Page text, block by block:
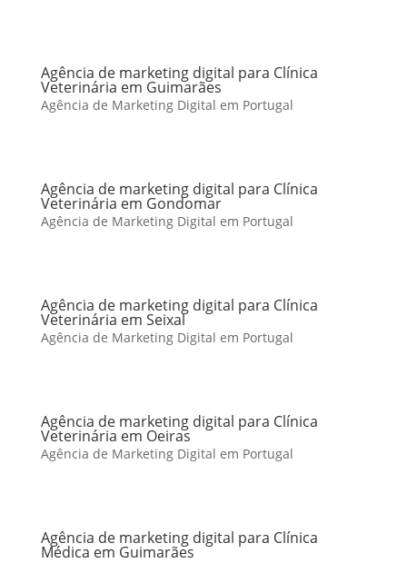
Agência de marketing digital para Clínica
Veterinária em Guimarães
Agência de Marketing Digital em Portugal
Agência de marketing digital para Clínica
Veterinária em Gondomar
Agência de Marketing Digital em Portugal
Agência de marketing digital para Clínica
Veterinária em Seixal
Agência de Marketing Digital em Portugal
Agência de marketing digital para Clínica
Veterinária em Oeiras
Agência de Marketing Digital em Portugal
Agência de marketing digital para Clínica
Médica em Guimarães